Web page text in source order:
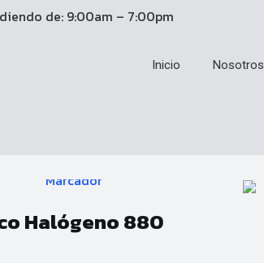
de: 9:00am – 7:00pm
Inicio Nosotros
Halógeno 880